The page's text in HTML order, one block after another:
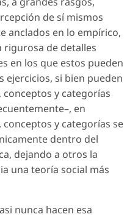
de sí mismos
anclados en lo empírico,
rigurosa de detalles
en los que estos pueden
ejercicios, si bien pueden
y categorías
en
y categorías se
dentro del
dejando a otros la
una teoría social más
nunca hacen esa